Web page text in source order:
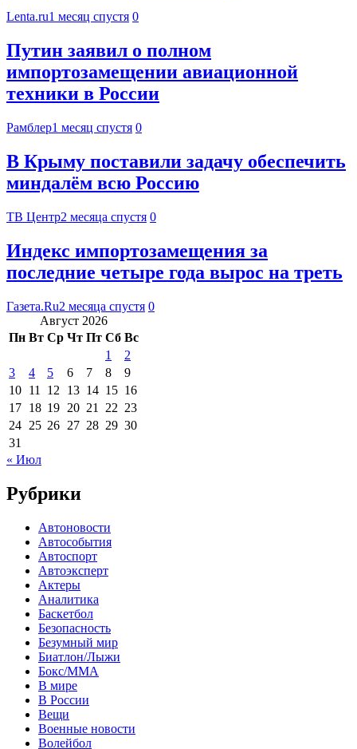
Lenta.ru1 месяц спустя 0
Путин заявил о полном
импортозамещении авиационной
техники в России
Рамблер1 месяц спустя 0
В Крыму поставили задачу обеспечить
миндалём всю Россию
ТВ Центр2 месяца спустя 0
Индекс импортозамещения за
последние четыре года вырос на треть
Газета.Ru2 месяца спустя 0
Август 2026
Пн Вт Ср Чт Пт Сб Вс
1
2
3
4 5 6 7 8
9
10 11 12 13 14 15 16
17 18 19 20 21 22 23
24 25 26 27 28 29 30
31
« Июл
Рубрики
Автоновости
Автособытия
Автоспорт
Автоэксперт
Актеры
Аналитика
Баскетбол
Безопасность
Безумный мир
Биатлон/Лыжи
Бокс/MMA
В мире
В России
Вещи
Военные новости
Волейбол